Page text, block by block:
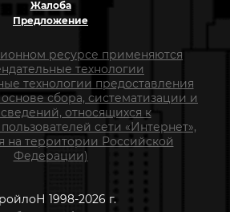
Жалоба
Предложение
ресурсе применяются
технологии
технологии предоставления
сбора, систематизации и
относящихся к
сети «Интернет»,
на территории Российской
Федерации)
1998-2026 г.